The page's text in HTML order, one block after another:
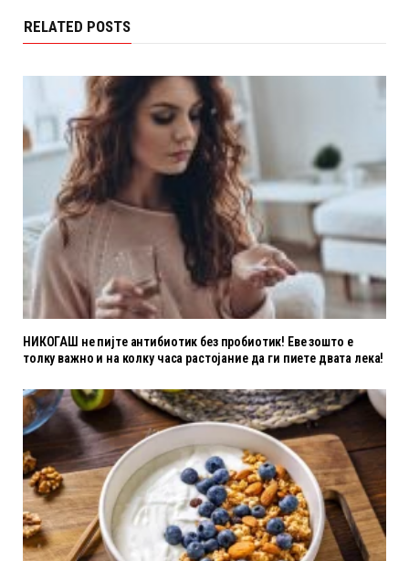
RELATED POSTS
НИКОГАШ не пијте антибиотик без пробиотик! Еве зошто е
толку важно и на колку часа растојание да ги пиете двата лека!